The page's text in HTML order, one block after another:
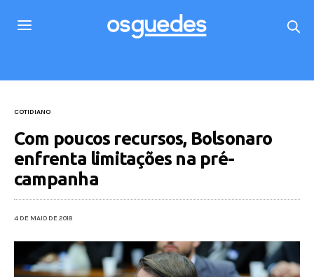
COTIDIANO
Com poucos recursos, Bolsonaro
enfrenta limitações na pré-
campanha
4 DE MAIO DE 2018